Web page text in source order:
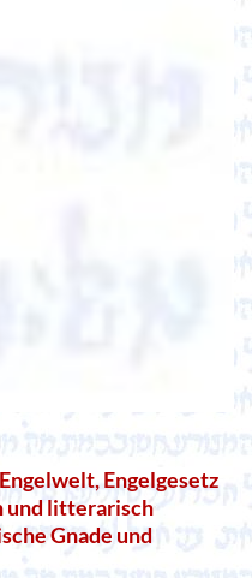
Engelgesetz
und litterarisch
Gnade und